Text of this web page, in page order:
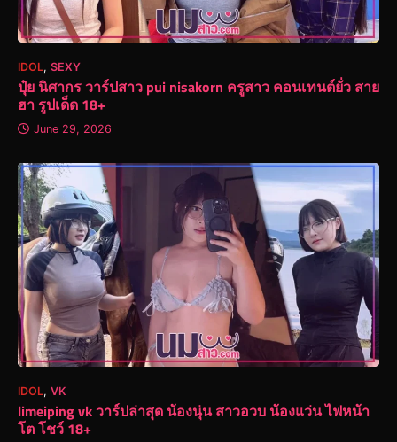
IDOL, SEXY
ปุ๋ย นิศากร วาร์ปสาว pui nisakorn ครูสาว คอนเทนต์ยั่ว สาย
ฮา รูปเด็ด 18+
June 29, 2026
IDOL, VK
limeiping vk วาร์ปล่าสุด น้องนุ่น สาวอวบ น้องแว่น ไฟหน้า
โต โชว์ 18+